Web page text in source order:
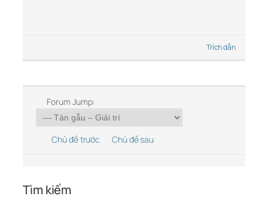
Trích dẫn
Forum Jump:
Chủ đề trước Chủ đề sau
Tìm kiếm